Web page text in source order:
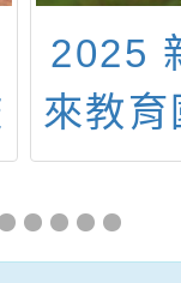
2025
來教
暨教